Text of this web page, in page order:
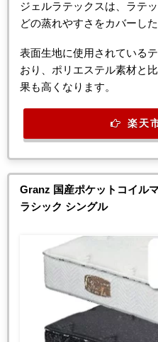
ジェルラテックスは、ラテ
どの蒸れやすさをカバーした
表面生地に使用されている
おり、ポリエステル素材と
果も高くなります。
楽天
Granz 国産ポケットコイル
ラシック シングル